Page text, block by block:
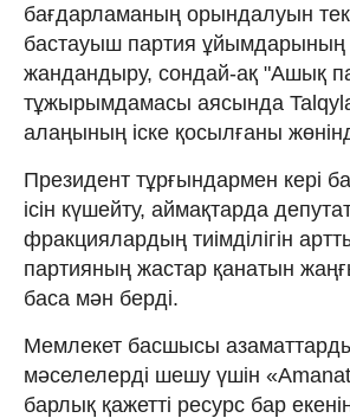
бағдарламаның орындалуын
бастауыш партия
жандандыру, сондай-ақ "Ашық
тұжырымдамасы аясында
алаңының іске қосылғаны
Президент тұрғындармен кері
ісін күшейту, аймақтарда
фракциялардың тиімділігін
партияның жастар қанатын
баса мән берді.
Мемлекет басшысы
мәселелерді шешу үшін
барлық қажетті ресурс бар